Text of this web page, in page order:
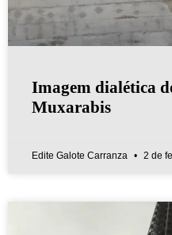
Imagem dialética
Muxarabis
Edite Galote Carranza 2 de